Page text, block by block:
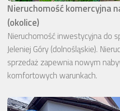
Nieruchomość komercyjna
(okolice)
Nieruchomość inwestycyjna do
Jeleniej Góry (dolnośląskie).
sprzedaż zapewnia nowym
komfortowych warunkach.